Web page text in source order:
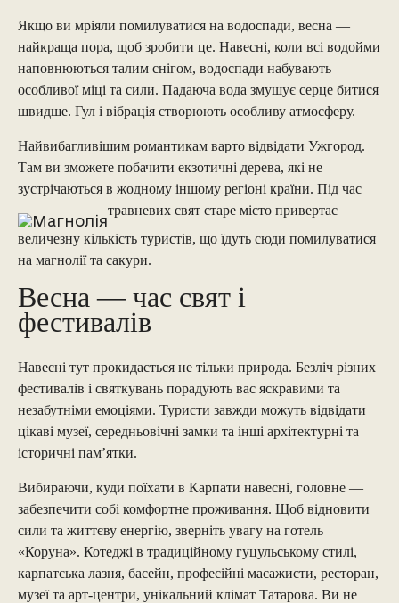
Якщо ви мріяли помилуватися на водоспади, весна —
найкраща пора, щоб зробити це. Навесні, коли всі водойми
наповнюються талим снігом, водоспади набувають
особливої ​​міці та сили. Падаюча вода змушує серце битися
швидше. Гул і вібрація створюють особливу атмосферу.
Найвибагливішим романтикам варто відвідати Ужгород.
Там ви зможете побачити екзотичні дерева, які не
зустрічаються в жодному іншому регіоні країни. Під час
травневих свят старе місто привертає
величезну кількість туристів, що їдуть сюди помилуватися
на магнолії та сакури.
Весна — час свят і
фестивалів
Навесні тут прокидається не тільки природа. Безліч різних
фестивалів і святкувань порадують вас яскравими та
незабутніми емоціями. Туристи завжди можуть відвідати
цікаві музеї, середньовічні замки та інші архітектурні та
історичні пам’ятки.
Вибираючи, куди поїхати в Карпати навесні, головне —
забезпечити собі комфортне проживання. Щоб відновити
сили та життєву енергію, зверніть увагу на готель
«Коруна». Котеджі в традиційному гуцульському стилі,
карпатська лазня, басейн, професійні масажисти, ресторан,
музеї та арт-центри, унікальний клімат Татарова. Ви не